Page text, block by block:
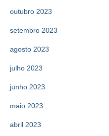
outubro 2023
setembro 2023
agosto 2023
julho 2023
junho 2023
maio 2023
abril 2023